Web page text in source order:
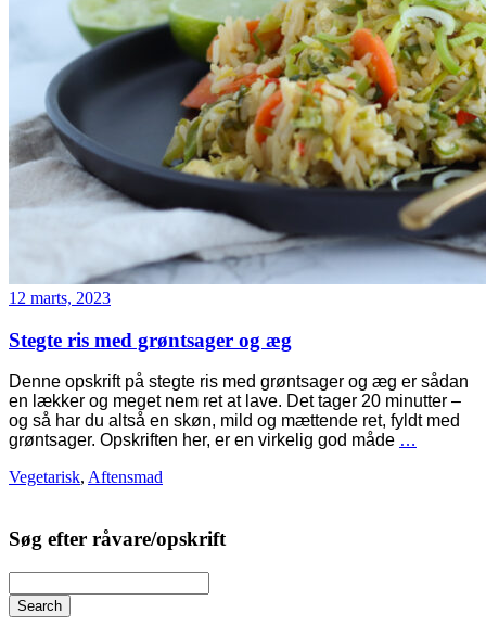
12 marts, 2023
Stegte ris med grøntsager og æg
Denne opskrift på stegte ris med grøntsager og æg er sådan
en lækker og meget nem ret at lave. Det tager 20 minutter –
og så har du altså en skøn, mild og mættende ret, fyldt med
grøntsager. Opskriften her, er en virkelig god måde …
Vegetarisk, Aftensmad
Søg efter råvare/opskrift
Search